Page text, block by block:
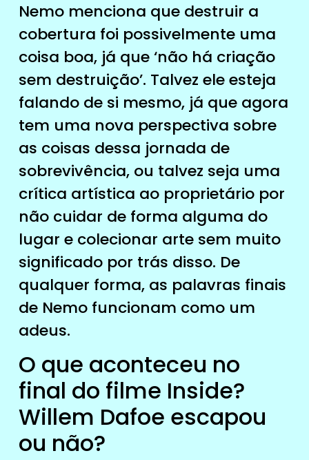
Nemo menciona que destruir a
cobertura foi possivelmente uma
coisa boa, já que ‘não há criação
sem destruição’. Talvez ele esteja
falando de si mesmo, já que agora
tem uma nova perspectiva sobre
as coisas dessa jornada de
sobrevivência, ou talvez seja uma
crítica artística ao proprietário por
não cuidar de forma alguma do
lugar e colecionar arte sem muito
significado por trás disso. De
qualquer forma, as palavras finais
de Nemo funcionam como um
adeus.
O que aconteceu no
final do filme Inside?
Willem Dafoe escapou
ou não?